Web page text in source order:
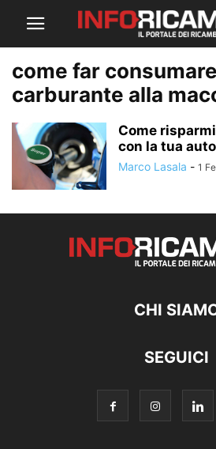
come far
carburante alla
Come
con la tua
Marco Lasala - 1
CHI
SEGUICI